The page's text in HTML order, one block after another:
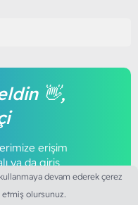
👋,
erişim
ya da giriş
tamamendevam ederek çerez
etmiş olursunuz.